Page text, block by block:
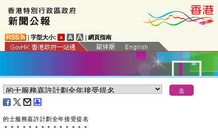
字型大小: 網頁指南
的士服務嘉許計劃全年接受提名
＊ ＊ ＊ ＊ ＊ ＊ ＊ ＊ ＊ ＊ ＊ ＊ ＊ ＊